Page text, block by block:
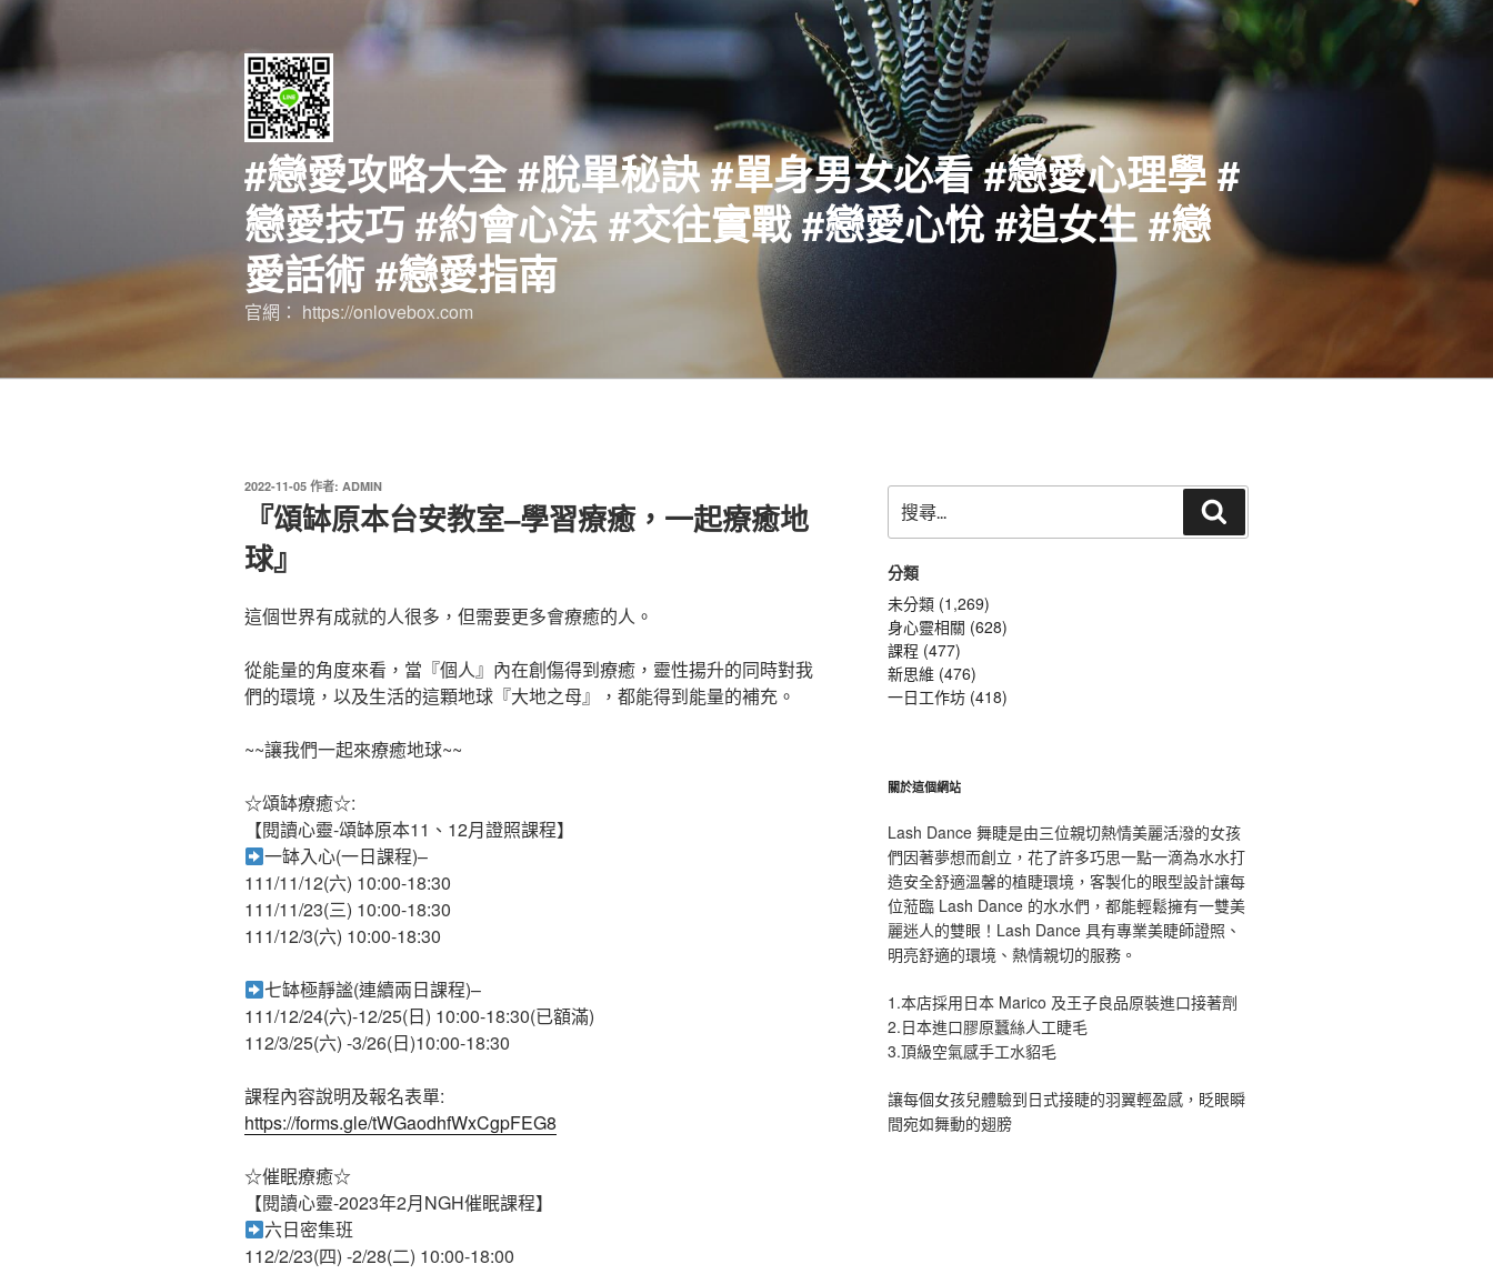
跳
至
主
要
#戀愛攻略大全 #脫單秘訣 #單身男女必看 #戀愛心理學 #
戀愛技巧 #約會心法 #交往實戰 #戀愛心悅 #追女生 #戀
愛話術 #戀愛指南
官網： https://onlovebox.com
發
2022-11-05 作者: ADMIN
『頌缽原本台安教室–學習療癒，一起療癒地
球』
這個世界有成就的人很多，但需要更多會療癒的人。
從能量的角度來看，當『個人』內在創傷得到療癒，靈性揚升的同時對我
們的環境，以及生活的這顆地球『大地之母』，都能得到能量的補充。
~~讓我們一起來療癒地球~~
☆頌缽療癒☆:
【閱讀心靈-頌缽原本11、12月證照課程】
一缽入心(一日課程)–
111/11/12(六) 10:00-18:30
111/11/23(三) 10:00-18:30
111/12/3(六) 10:00-18:30
七缽極靜謐(連續兩日課程)–
111/12/24(六)-12/25(日) 10:00-18:30(已額滿)
112/3/25(六) -3/26(日)10:00-18:30
課程內容說明及報名表單:
https://forms.gle/tWGaodhfWxCgpFEG8
☆催眠療癒☆
【閱讀心靈-2023年2月NGH催眠課程】
六日密集班
112/2/23(四) -2/28(二) 10:00-18:00
尋
關
鍵
字:
尋
分類
未分類 (1,269)
身心靈相關 (628)
課程 (477)
新思維 (476)
一日工作坊 (418)
關於這個網站
Lash Dance 舞睫是由三位親切熱情美麗活潑的女孩
們因著夢想而創立，花了許多巧思一點一滴為水水打
造安全舒適溫馨的植睫環境，客製化的眼型設計讓每
位蒞臨 Lash Dance 的水水們，都能輕鬆擁有一雙美
麗迷人的雙眼！Lash Dance 具有專業美睫師證照、
明亮舒適的環境、熱情親切的服務。
1.本店採用日本 Marico 及王子良品原裝進口接著劑
2.日本進口膠原蠶絲人工睫毛
3.頂級空氣感手工水貂毛
讓每個女孩兒體驗到日式接睫的羽翼輕盈感，眨眼瞬
間宛如舞動的翅膀